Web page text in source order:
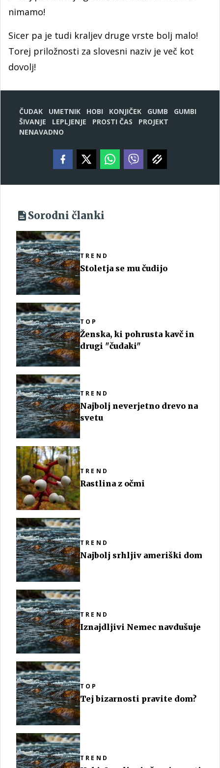
nimamo!
Sicer pa je tudi kraljev druge vrste bolj malo!
Torej priložnosti za slovesni naziv je več kot
dovolj!
ČUDAK UMETNIK HOBI KONJIČEK GUMB
GUMBI
ŠIVANJE
LEPLJENJE PROSTI ČAS
PROJEKT
NENAVADNO
Sorodni članki
TREND
Stoletja se mu čudijo
TOP
Ženska, ki pohrusta kavč in
drugi "čudaki"
TREND
Najbolj neverjetno drevo na
svetu
TREND
Rastlina z očmi
TREND
Najbolj srhljiv ameriški dom
TREND
Iznajdljivi Nemec navdušuje
TOP
Tej bizarnosti pravite dom?
TREND